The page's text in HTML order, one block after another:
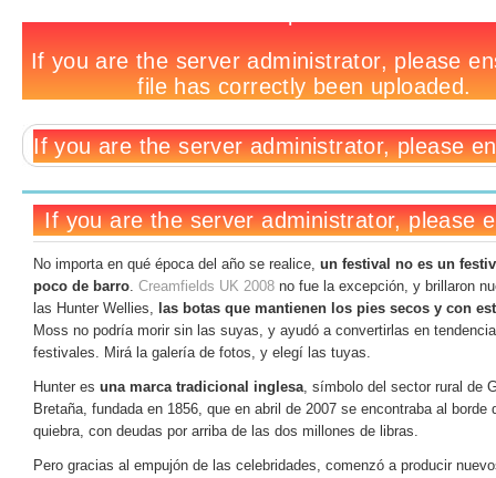
Creamfields
No importa en qué época del año se realice, un festival no es un
poco de barro. Creamfields UK 2008 no fue la excepción, y brillaron
las Hunter Wellies, las botas que mantienen los pies secos y con
Moss no podría morir sin las suyas, y ayudó a convertirlas en
festivales. Mirá la galería de fotos, y elegí las tuyas.
Hunter es una marca tradicional inglesa, símbolo del sector rural de
Bretaña, fundada en 1856, que en abril de 2007 se encontraba al borde
quiebra, con deudas por arriba de las dos millones de libras.
Pero gracias al empujón de las celebridades, comenzó a producir
relacionadas:
hay